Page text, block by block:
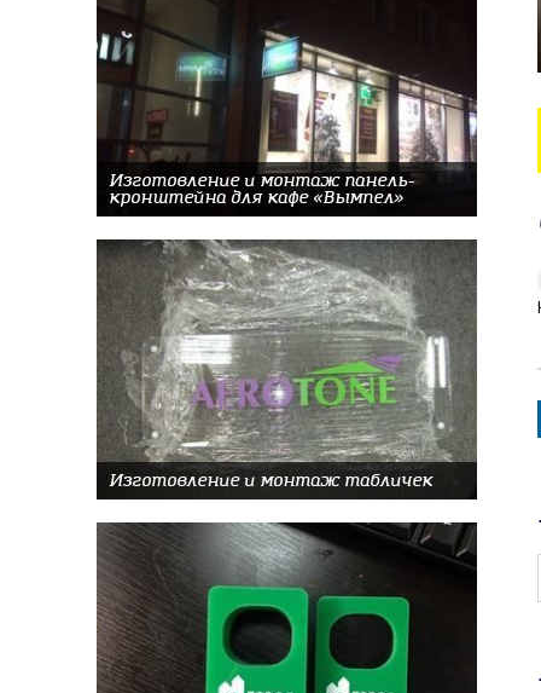
Изготовление и монтаж панель-
кронштейна для кафе «Вымпел»
Изготовление и монтаж табличек